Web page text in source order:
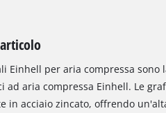
Einhell per aria compressa
ad aria compressa Einhell. Le
in acciaio zincato, offrendo